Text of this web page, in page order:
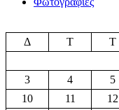
Δ
Τ Τ
3
4 5
10
11 12